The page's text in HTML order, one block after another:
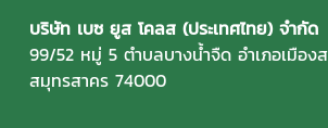
บริษัท เบซ ยูส โคลส (ประเทศไทย) จำกัด
99/52 หมู่ 5 ตำบลบางน้ำจืด อำเภอเมือง
สมุทรสาคร 74000